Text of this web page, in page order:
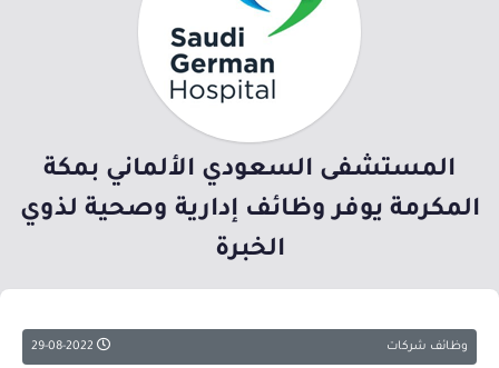
المستشفى السعودي الألماني بمكة
المكرمة يوفر وظائف إدارية وصحية لذوي
الخبرة
وظائف شركات